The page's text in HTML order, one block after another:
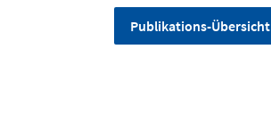
Publikations-Übersicht